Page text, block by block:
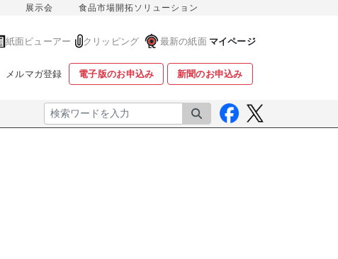
展示会 食品市場開拓ソリューション
紙面ビューアー クリッピング 最新の紙面 マイページ
メルマガ登録 電子版のお申込み 新聞のお申込み
検索